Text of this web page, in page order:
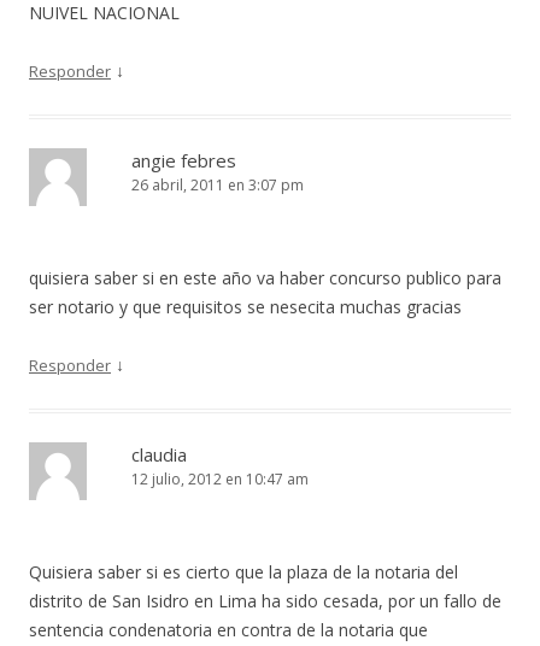
NUIVEL NACIONAL
Responder ↓
angie febres
26 abril, 2011 en 3:07 pm
quisiera saber si en este año va haber concurso publico para
ser notario y que requisitos se nesecita muchas gracias
Responder ↓
claudia
12 julio, 2012 en 10:47 am
Quisiera saber si es cierto que la plaza de la notaria del
distrito de San Isidro en Lima ha sido cesada, por un fallo de
sentencia condenatoria en contra de la notaria que